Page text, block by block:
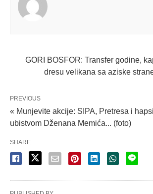
GORI BOSFOR: Transfer godine,
dresu velikana sa aziske
PREVIOUS
« Munjevite akcije: SIPA, Pretresa i
ubistvom Dženana Memića... (foto)
SHARE